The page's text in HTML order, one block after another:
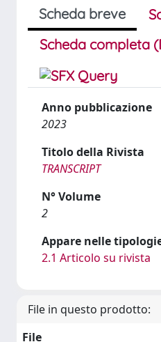
Scheda breve
Scheda completa
Anno pubblicazione
2023
Titolo della Rivista
TRANSCRIPT
N° Volume
2
Appare nelle
2.1 Articolo su rivista
File in questo prodotto:
File